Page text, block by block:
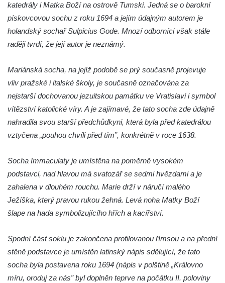
Socha Rys číhající na srnu v ZOO Hluboká
Socha Orlice v ZOO Hluboká
Socha Kozorožec horský v ZOO Hluboká
Socha Včela v ZOO Hluboká
Socha Housenka v ZOO Hluboká
Socha Rosomák v ZOO Hluboká
Socha Vážka v ZOO Hluboká
Socha Volavka v ZOO Hluboká
Lavička Kůň Převalského v ZOO Hluboká
Socha Opičákovník v ZOO Hluboká
Socha Roháč v ZOO Hluboká
katedrály i Matka Boží na ostrově Tumski. Jedná se o barokní
pískovcovou sochu z roku 1694 a jejím údajným autorem je
holandský sochař Sulpicius Gode. Mnozí odborníci však stále
raději tvrdí, že její autor je neznámý.
Mariánská socha, na jejíž podobě se prý současně projevuje
vliv pražské i italské školy, je současně označována za
nejstarší dochovanou jezuitskou památku ve Vratislavi i symbol
vítězství katolické víry. A je zajímavé, že tato socha zde údajně
nahradila svou starší předchůdkyni, která byla před katedrálou
vztyčena „pouhou chvíli před tím”, konkrétně v roce 1638.
Socha Immaculaty je umístěna na poměrně vysokém
podstavci, nad hlavou má svatozář se sedmi hvězdami a je
zahalena v dlouhém rouchu. Marie drží v náručí malého
Ježíška, který pravou rukou žehná. Levá noha Matky Boží
šlape na hada symbolizujícího hřích a kacířství.
Spodní část soklu je zakončena profilovanou římsou a na přední
stěně podstavce je umístěn latinský nápis sdělující, že tato
socha byla postavena roku 1694 (nápis v polštině „Královno
míru, oroduj za nás” byl doplněn teprve na počátku II. poloviny